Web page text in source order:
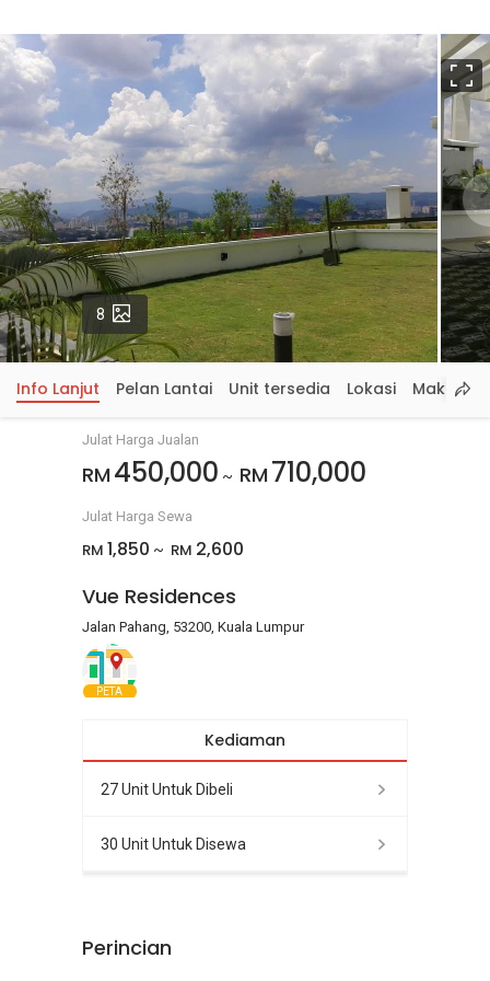
8 Gambar
Info Lanjut Pelan Lantai Unit tersedia Lokasi
Julat Harga Jualan
RM 450,000 ~ RM 710,000
Julat Harga Sewa
RM 1,850 ~ RM 2,600
Vue Residences
Jalan Pahang, 53200, Kuala Lumpur
PETA
Kediaman
27 Unit Untuk Dibeli
30 Unit Untuk Disewa
Perincian